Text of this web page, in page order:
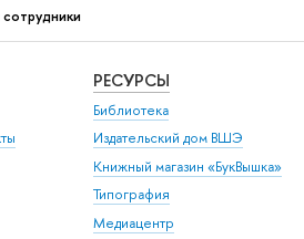
РЕСУРСЫ
Библиотека
Издательский дом ВШЭ
Книжный магазин «БукВышка»
Типография
Медиацентр